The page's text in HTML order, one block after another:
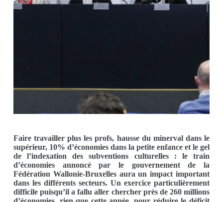
Faire travailler plus les profs, hausse du minerval dans le
supérieur, 10% d’économies dans la petite enfance et le gel
de l’indexation des subventions culturelles : le train
d’économies annoncé par le gouvernement de la
Fédération Wallonie-Bruxelles aura un impact important
dans les différents secteurs. Un exercice particulièrement
difficile puisqu’il a fallu aller chercher près de 260 millions